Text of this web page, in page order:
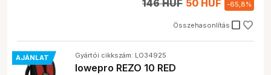
Összehasonlítás check_box_outline_blank
146 HUF 50 HUF -65,8%
AJÁNLAT Gyártói cikkszám: LO34925
lowepro REZO 10 RED